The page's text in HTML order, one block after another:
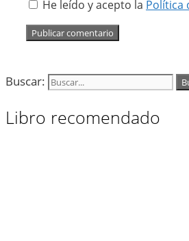
He leído y acepto la Política
Buscar:
Libro recomendado